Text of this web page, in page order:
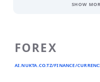
SHOW
FOREX
AI.NUKTA.CO.TZ/FINANCE/